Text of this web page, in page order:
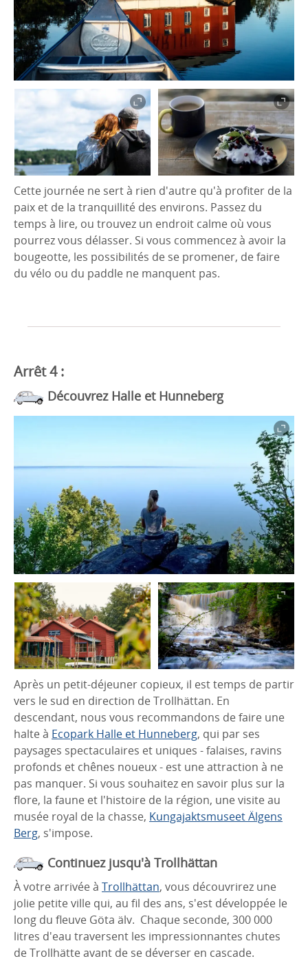
Cette journée ne sert à rien d'autre qu'à profiter de la
paix et de la tranquillité des environs. Passez du
temps à lire, ou trouvez un endroit calme où vous
pourrez vous délasser. Si vous commencez à avoir la
bougeotte, les possibilités de se promener, de faire
du vélo ou du paddle ne manquent pas.
Arrêt 4 :
Découvrez Halle et Hunneberg
Après un petit-déjeuner copieux, il est temps de partir
vers le sud en direction de Trollhättan. En
descendant, nous vous recommandons de faire une
halte à Ecopark Halle et Hunneberg, qui par ses
paysages spectaculaires et uniques - falaises, ravins
profonds et chênes noueux - est une attraction à ne
pas manquer. Si vous souhaitez en savoir plus sur la
flore, la faune et l'histoire de la région, une visite au
musée royal de la chasse, Kungajaktsmuseet Älgens
Berg, s'impose.
Continuez jusqu'à Trollhättan
À votre arrivée à Trollhättan, vous découvrirez une
jolie petite ville qui, au fil des ans, s'est développée le
long du fleuve Göta älv. Chaque seconde, 300 000
litres d'eau traversent les impressionnantes chutes
de Trollhätte avant de se déverser en cascade.